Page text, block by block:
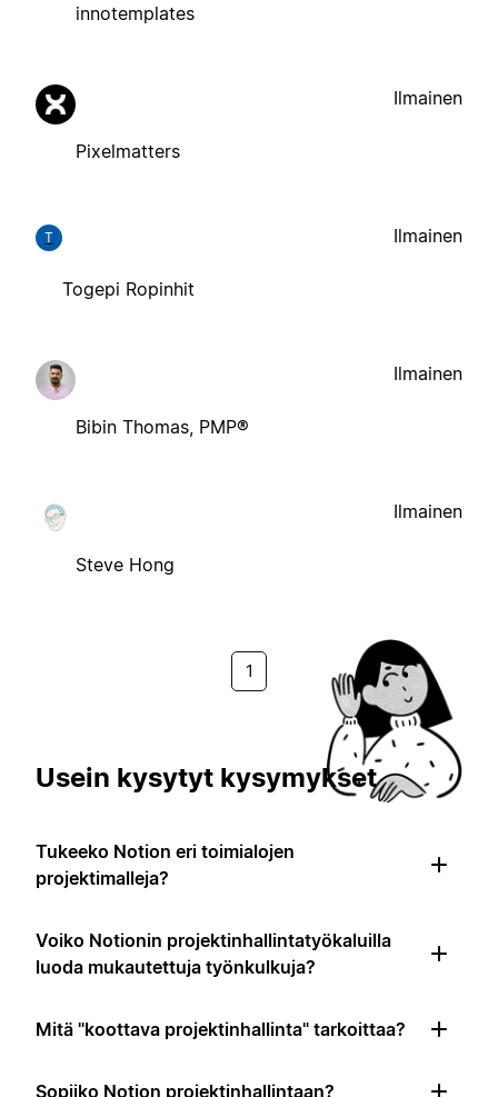
innotemplates
Pixelmatters
Ilmainen
T
Togepi Ropinhit
Ilmainen
Bibin Thomas, PMP®
Ilmainen
Steve Hong
Ilmainen
1
Usein kysytyt kysymykset
Tukeeko Notion eri toimialojen
projektimalleja?
Voiko Notionin projektinhallintatyökaluilla
luoda mukautettuja työnkulkuja?
Mitä "koottava projektinhallinta" tarkoittaa?
Sopiiko Notion projektinhallintaan?